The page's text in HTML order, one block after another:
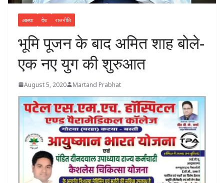
आस्था देश राजनीति
भूमि पूजन के बाद अमित शाह बोले-
एक नए युग की शुरुआत
August 5, 2020 Martand Prabhat